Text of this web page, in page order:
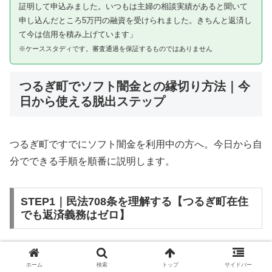
証明して申込みました。いつもは主婦の相談実績があると聞いて
申し込んだところ5万円の融資を受けられました。きちんと返済し
て今は信用を積み上げています」
※ケーススタディです。審査通過を保証するものではありません
つるぎ町でソフト闇金との縁切り方法｜今
日から使える脱出ステップ
つるぎ町ですでにソフト闇金を利用中の方へ。今日から自
分でできる手順を順番に説明します。
STEP1｜民法708条を理解する【つるぎ町在住
でも返済義務はゼロ】
ソフト闇金を含む闇金との金銭消費貸借契約は、公序良俗
ホーム 検索 トップ サイドバー